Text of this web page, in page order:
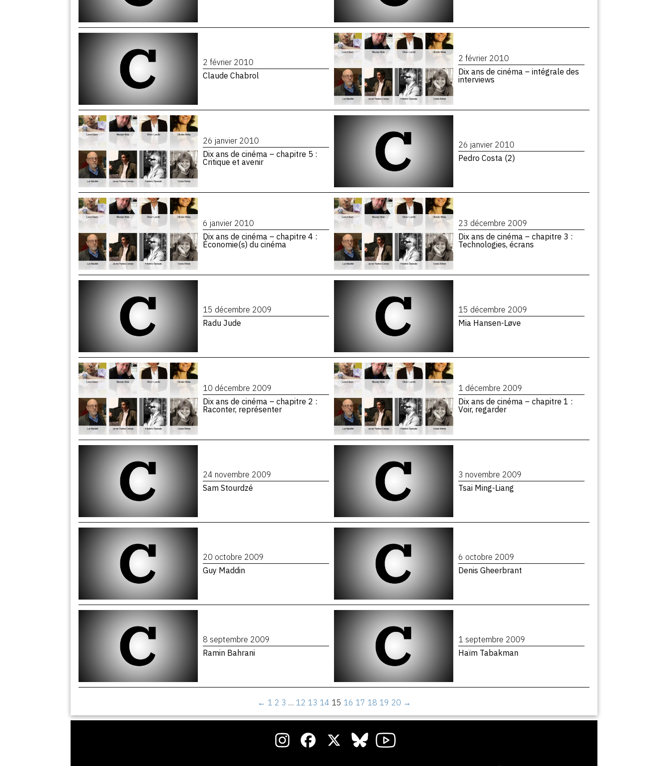
2 février 2010
Claude Chabrol
2 février 2010
Dix ans de cinéma – intégrale des
interviews
26 janvier 2010
Dix ans de cinéma – chapitre 5 :
Critique et avenir
26 janvier 2010
Pedro Costa (2)
6 janvier 2010
Dix ans de cinéma – chapitre 4 :
Économie(s) du cinéma
23 décembre 2009
Dix ans de cinéma – chapitre 3 :
Technologies, écrans
15 décembre 2009
Radu Jude
15 décembre 2009
Mia Hansen-Løve
10 décembre 2009
Dix ans de cinéma – chapitre 2 :
Raconter, représenter
1 décembre 2009
Dix ans de cinéma – chapitre 1 :
Voir, regarder
24 novembre 2009
Sam Stourdzé
3 novembre 2009
Tsai Ming-Liang
20 octobre 2009
Guy Maddin
6 octobre 2009
Denis Gheerbrant
8 septembre 2009
Ramin Bahrani
1 septembre 2009
Haïm Tabakman
← 1 2 3 … 12 13 14 15 16 17 18 19 20 →